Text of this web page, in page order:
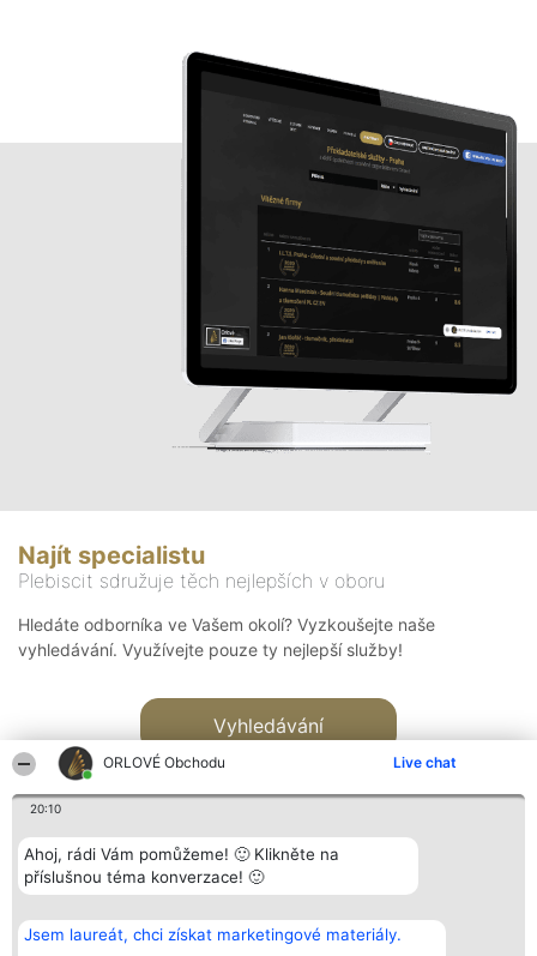
ORLOVÉ Obchodu Live chat
20:10
Ahoj, rádi Vám pomůžeme! 🙂 Klikněte na
příslušnou téma konverzace! 🙂
Jsem laureát, chci získat marketingové materiály.
Najít specialistu
Plebiscit sdružuje těch nejlepších v oboru
Hledáte odborníka ve Vašem okolí? Vyzkoušejte naše
vyhledávání. Využívejte pouze ty nejlepší služby!
Vyhledávání
Bright Side Solutions sp. z o.
o. sp. k.
Vítězové
Seznam všech
Kontakt